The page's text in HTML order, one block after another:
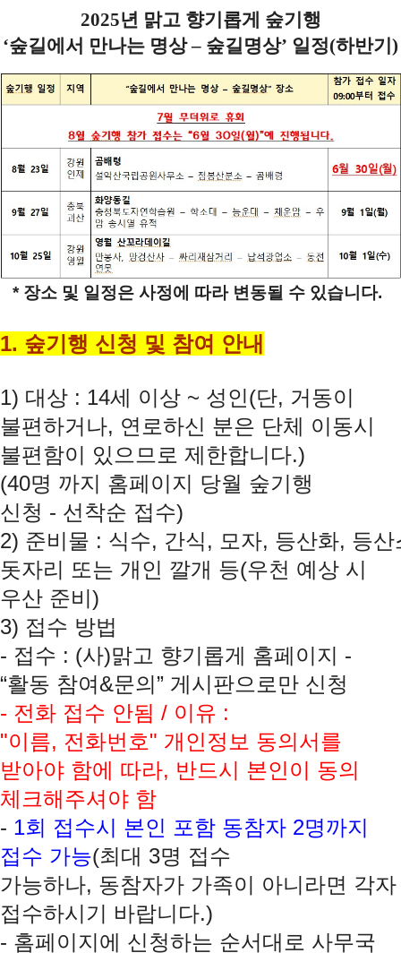
2025년 맑고 향기롭게 숲기행
‘숲길에서 만나는 명상– 숲길명상’ 일정(하반기)
* 장소 및 일정은 사정에 따라 변동될 수 있습니다.
1. 숲기행 신청 및 참여 안내
1) 대상 : 14세 이상 ~ 성인(단, 거동이
불편하거나, 연로하신 분은 단체 이동시
불편함이 있으므로 제한합니다.)
(40명 까지 홈페이지 당월 숲기행
신청 - 선착순 접수)
2) 준비물 : 식수, 간식, 모자, 등산화, 등산
돗자리 또는 개인 깔개 등(우천 예상 시
우산 준비)
3) 접수 방법
- 접수 : (사)맑고 향기롭게 홈페이지 -
“활동 참여&문의” 게시판으로만 신청
- 전화 접수 안됨 / 이유 :
"이름, 전화번호" 개인정보 동의서를
받아야 함에 따라, 반드시 본인이 동의
체크해주셔야 함
- 1회 접수시 본인 포함 동참자 2명까지
접수 가능(최대 3명 접수
가능하나, 동참자가 가족이 아니라면 각자
접수하시기 바랍니다.)
- 홈페이지에 신청하는 순서대로 사무국